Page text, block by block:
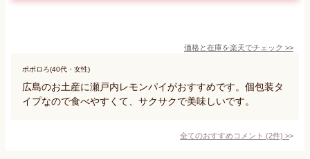
価格と在庫を楽天でチェック >>
ポポロろ(40代・女性)
広島のお土産に瀬戸内レモンパイがおすすめです。個包装タ
イプなので食べやすくて、サクサクで美味しいです。
全てのおすすめコメント (2件) >